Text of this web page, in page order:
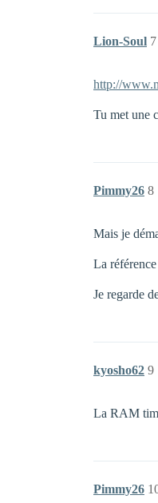
Lion-Soul 7
http://
Tu met une
Pimmy26 8
Mais je
La
Je regarde
kyosho62 9
La RAM
Pimmy26